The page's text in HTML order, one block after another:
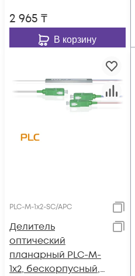
2 965 ₸
В корзину
PLC-M-1x2-SC/APC
Делитель
оптический
планарный PLC-M-
1x2, бескорпусный,